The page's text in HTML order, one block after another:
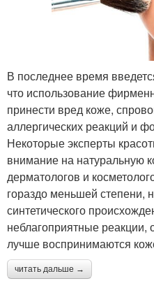
В последнее время
что использование
принести вред коже,
аллергических реакций и
Некоторые эксперты
внимание на натуральную
дерматологов и
гораздо меньшей степени,
синтетического
неблагоприятные реакции,
лучше воспринимаются
читать дальше →